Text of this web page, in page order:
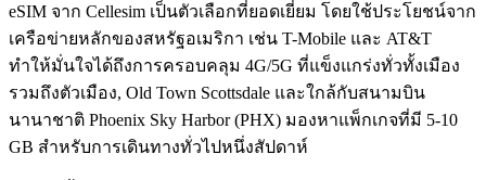
eSIM จาก Cellesim เป็นตัวเลือกที่ยอดเยี่ยม โดยใช้ประโยชน์จาก
เครือข่ายหลักของสหรัฐอเมริกา เช่น T-Mobile และ AT&T
ทำให้มั่นใจได้ถึงการครอบคลุม 4G/5G ที่แข็งแกร่งทั่วทั้งเมือง
รวมถึงตัวเมือง, Old Town Scottsdale และใกล้กับสนามบิน
นานาชาติ Phoenix Sky Harbor (PHX) มองหาแพ็กเกจที่มี 5-10
GB สำหรับการเดินทางทั่วไปหนึ่งสัปดาห์